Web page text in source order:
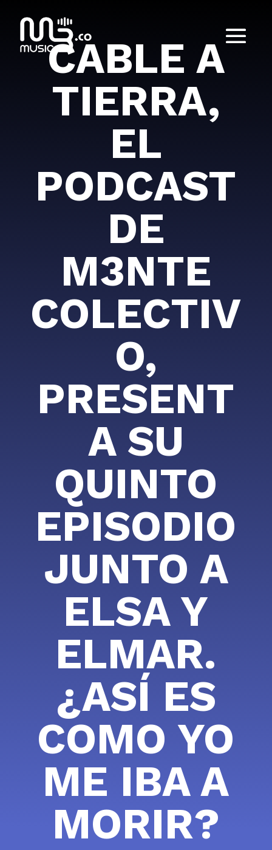
CABLE A
TIERRA,
EL
PODCAST
DE
M3NTE
COLECTIV
O,
PRESENT
A SU
QUINTO
EPISODIO
JUNTO A
ELSA Y
ELMAR.
¿ASÍ ES
COMO YO
ME IBA A
MORIR?